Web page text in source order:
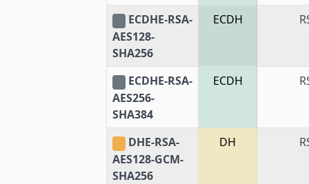
ECDHE-RSA-
AES128-
SHA256
ECDH
ECDHE-RSA-
AES256-
SHA384
ECDH
DHE-RSA-
AES128-GCM-
SHA256
DH